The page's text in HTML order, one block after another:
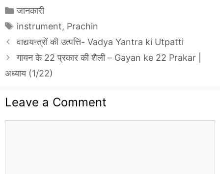
Categories
जानकारी
Tags
instrument, Prachin
वाद्ययन्त्रों की उत्पत्ति- Vadya Yantra ki Utpatti
गायन के 22 प्रकार की शैली – Gayan ke 22 Prakar |
अध्याय (1/22)
Leave a Comment